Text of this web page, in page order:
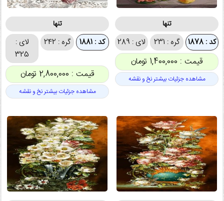
تنها
کد : 1878 گره : 231 لای : 289
قیمت : 1,400,000 تومان
مشاهده جزئیات بیشتر نخ و نقشه
تنها
کد : 1881 گره : 242
لای :
325
قیمت : 2,800,000 تومان
مشاهده جزئیات بیشتر نخ و نقشه